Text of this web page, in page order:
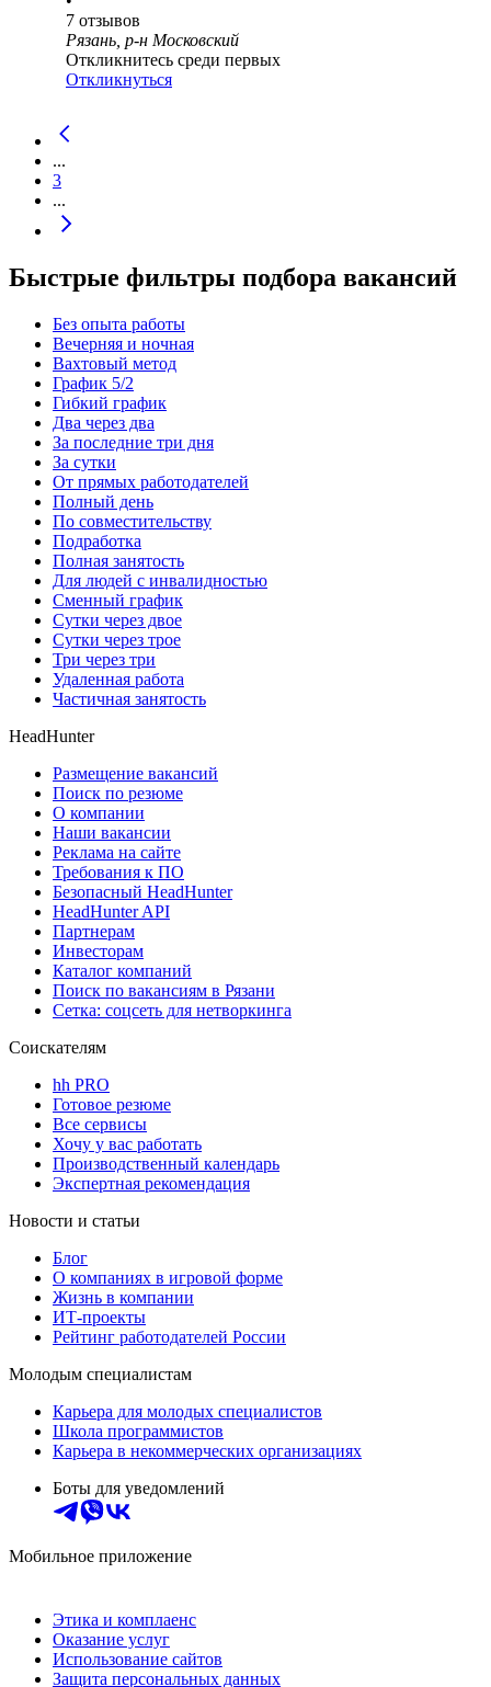
7 отзывов
Рязань, р-н Московский
Откликнитесь среди первых
Откликнуться
...
3
...
Быстрые фильтры подбора вакансий
Без опыта работы
Вечерняя и ночная
Вахтовый метод
График 5/2
Гибкий график
Два через два
За последние три дня
За сутки
От прямых работодателей
Полный день
По совместительству
Подработка
Полная занятость
Для людей с инвалидностью
Сменный график
Сутки через двое
Сутки через трое
Три через три
Удаленная работа
Частичная занятость
HeadHunter
Размещение вакансий
Поиск по резюме
О компании
Наши вакансии
Реклама на сайте
Требования к ПО
Безопасный HeadHunter
HeadHunter API
Партнерам
Инвесторам
Каталог компаний
Поиск по вакансиям в Рязани
Сетка: соцсеть для нетворкинга
Соискателям
hh PRO
Готовое резюме
Все сервисы
Хочу у вас работать
Производственный календарь
Экспертная рекомендация
Новости и статьи
Блог
О компаниях в игровой форме
Жизнь в компании
ИТ-проекты
Рейтинг работодателей России
Молодым специалистам
Карьера для молодых специалистов
Школа программистов
Карьера в некоммерческих организациях
Боты для уведомлений
Мобильное приложение
Этика и комплаенс
Оказание услуг
Использование сайтов
Защита персональных данных